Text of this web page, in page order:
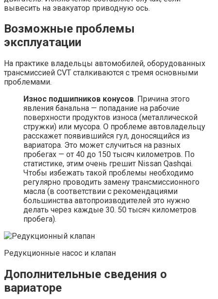
вывесить на эвакуатор приводную ось.
Возможные проблемы
эксплуатации
На практике владельцы автомобилей, оборудованных
трансмиссией CVT сталкиваются с тремя основными
проблемами.
Износ подшипников конусов. Причина этого
явления банальна — попадание на рабочие
поверхности продуктов износа (металлической
стружки) или мусора. О проблеме автовладельцу
расскажет появившийся гул, доносящийся из
вариатора. Это может случиться на разных
пробегах — от 40 до 150 тысяч километров. По
статистике, этим очень грешит Nissan Qashqai.
Чтобы избежать такой проблемы необходимо
регулярно проводить замену трансмиссионного
масла (в соответствии с рекомендациями
большинства автопроизводителей это нужно
делать через каждые 30. 50 тысяч километров
пробега).
Редукционные насос и клапан
Дополнительные сведения о
вариаторе